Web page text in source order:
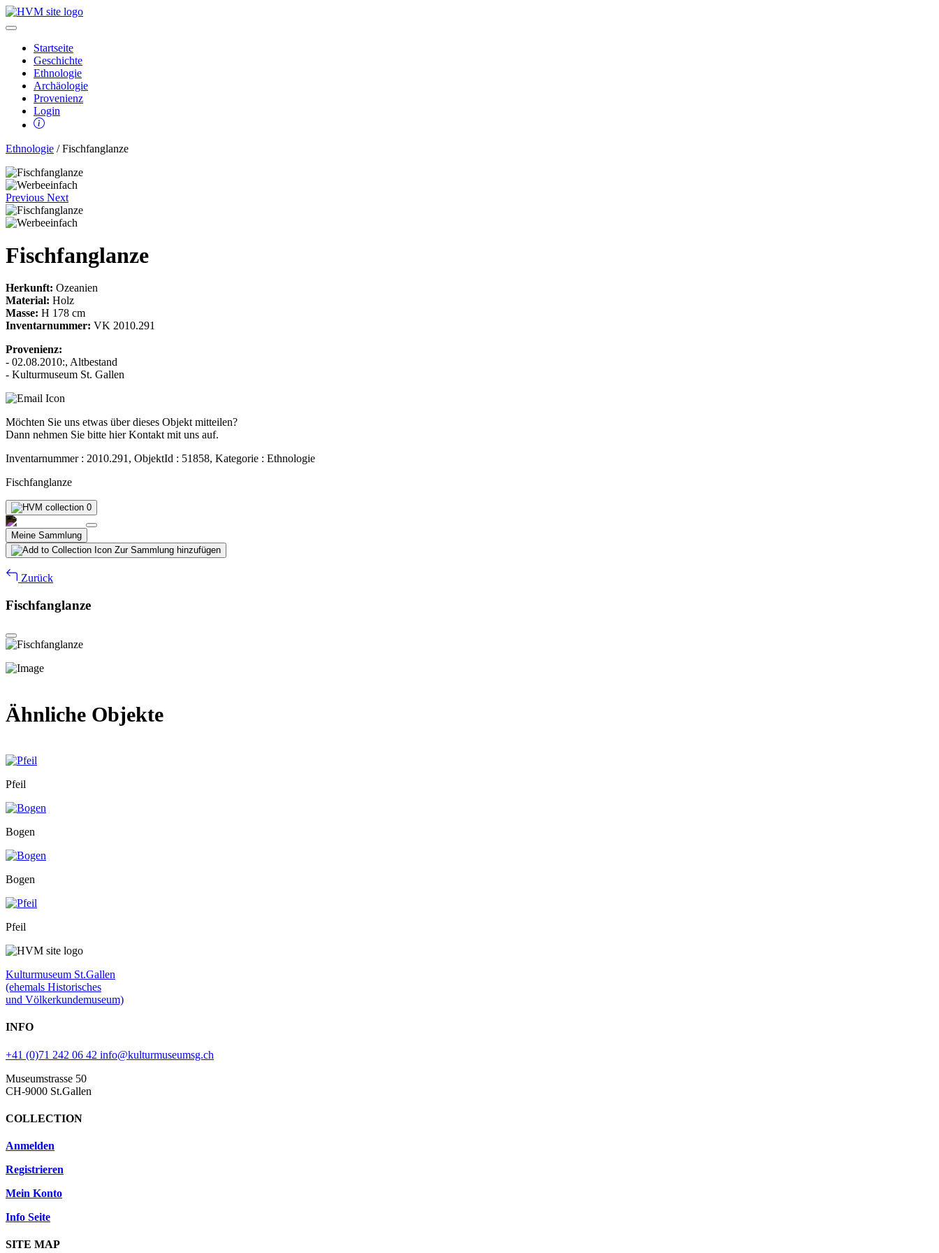
Startseite
Geschichte
Ethnologie
Archäologie
Provenienz
Login
Ethnologie / Fischfanglanze
Previous Next
Fischfanglanze
Herkunft: Ozeanien
Material: Holz
Masse: H 178 cm
Inventarnummer: VK 2010.291
Provenienz:
- 02.08.2010:, Altbestand
- Kulturmuseum St. Gallen
Möchten Sie uns etwas über dieses Objekt mitteilen?
Dann nehmen Sie bitte hier Kontakt mit uns auf.
Inventarnummer : 2010.291, ObjektId : 51858, Kategorie : Ethnologie
Fischfanglanze
0
Meine Sammlung
Zur Sammlung hinzufügen
Zurück
Fischfanglanze
Ähnliche Objekte
Pfeil
Bogen
Bogen
Pfeil
Kulturmuseum St.Gallen
(ehemals Historisches
und Völkerkundemuseum)
INFO
+41 (0)71 242 06 42 info@kulturmuseumsg.ch
Museumstrasse 50
CH-9000 St.Gallen
COLLECTION
Anmelden
Registrieren
Mein Konto
Info Seite
SITE MAP